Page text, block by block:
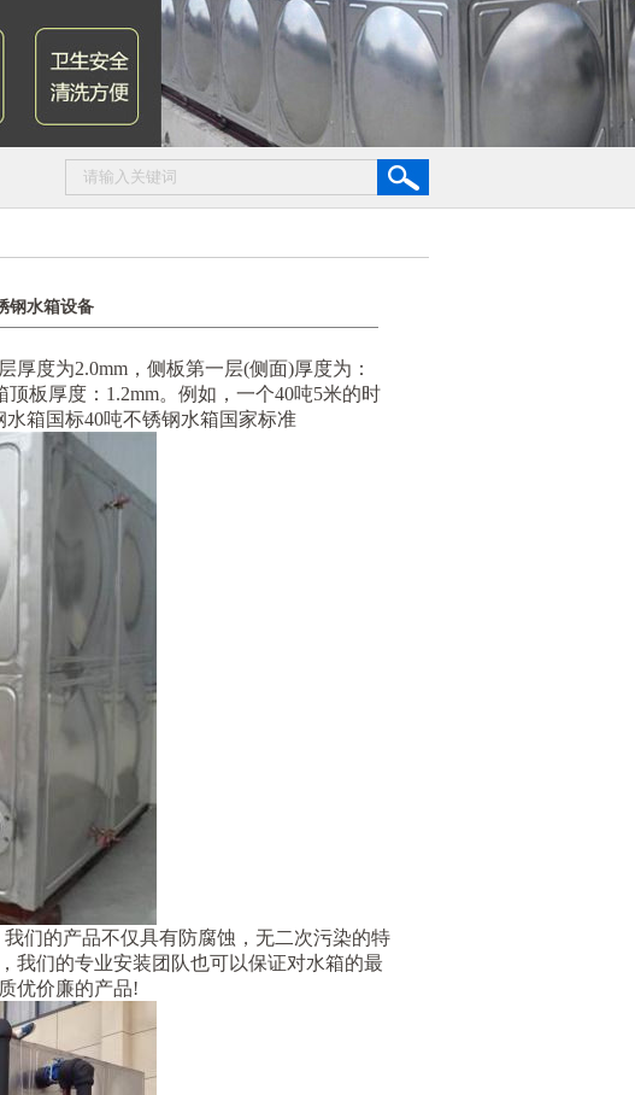
钢水箱设备
度为2.0mm，侧板第一层(侧面)厚度为：
板厚度：1.2mm。例如，一个40吨5米的时
箱国标40吨不锈钢水箱国家标准
们的产品不仅具有防腐蚀，无二次污染的特
我们的专业安装团队也可以保证对水箱的最
优价廉的产品!